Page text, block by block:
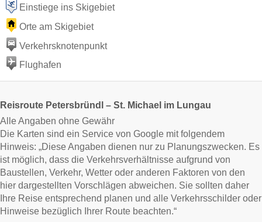
Einstiege ins Skigebiet
Orte am Skigebiet
Verkehrsknotenpunkt
Flughafen
Reisroute Petersbründl – St. Michael im Lungau
Alle Angaben ohne Gewähr
Die Karten sind ein Service von Google mit folgendem
Hinweis: „Diese Angaben dienen nur zu Planungszwecken. Es
ist möglich, dass die Verkehrsverhältnisse aufgrund von
Baustellen, Verkehr, Wetter oder anderen Faktoren von den
hier dargestellten Vorschlägen abweichen. Sie sollten daher
Ihre Reise entsprechend planen und alle Verkehrsschilder oder
Hinweise bezüglich Ihrer Route beachten.“